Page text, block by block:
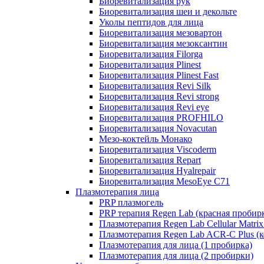
Биоревитализация шеи и декольте
Уколы пептидов для лица
Биоревитализация мезовартон
Биоревитализация мезоксантин
Биоревитализация Filorga
Биоревитализация Plinest
Биоревитализация Plinest Fast
Биоревитализация Revi Silk
Биоревитализация Revi strong
Биоревитализация Revi eye
Биоревитализация PROFHILO
Биоревитализация Novacutan
Мезо-коктейль Монако
Биоревитализация Viscoderm
Биоревитализация Repart
Биоревитализация Hyalrepair
Биоревитализация MesoEye C71
Плазмотерапия лица
PRP плазмогель
PRP терапия Regen Lab (красная
Плазмотерапия Regen Lab Cellular
Плазмотерапия Regen Lab ACR-C Plus
Плазмотерапия для лица (1 пробирка)
Плазмотерапия для лица (2 пробирки)